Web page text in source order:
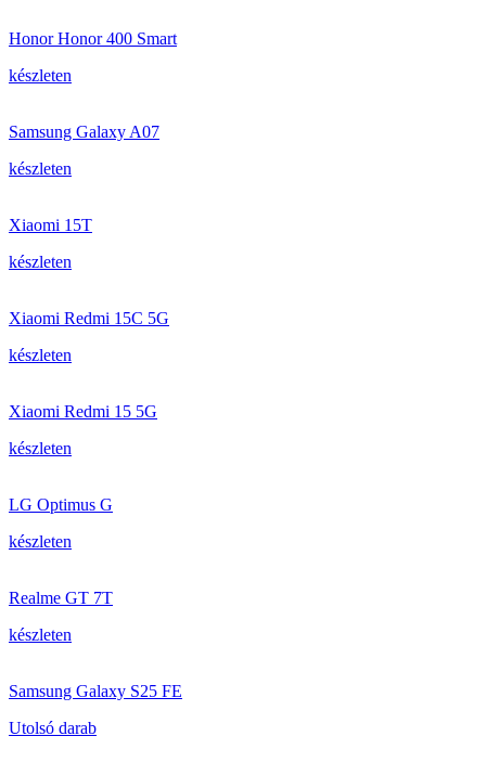
Honor Honor 400 Smart
készleten
Samsung Galaxy A07
készleten
Xiaomi 15T
készleten
Xiaomi Redmi 15C 5G
készleten
Xiaomi Redmi 15 5G
készleten
LG Optimus G
készleten
Realme GT 7T
készleten
Samsung Galaxy S25 FE
Utolsó darab